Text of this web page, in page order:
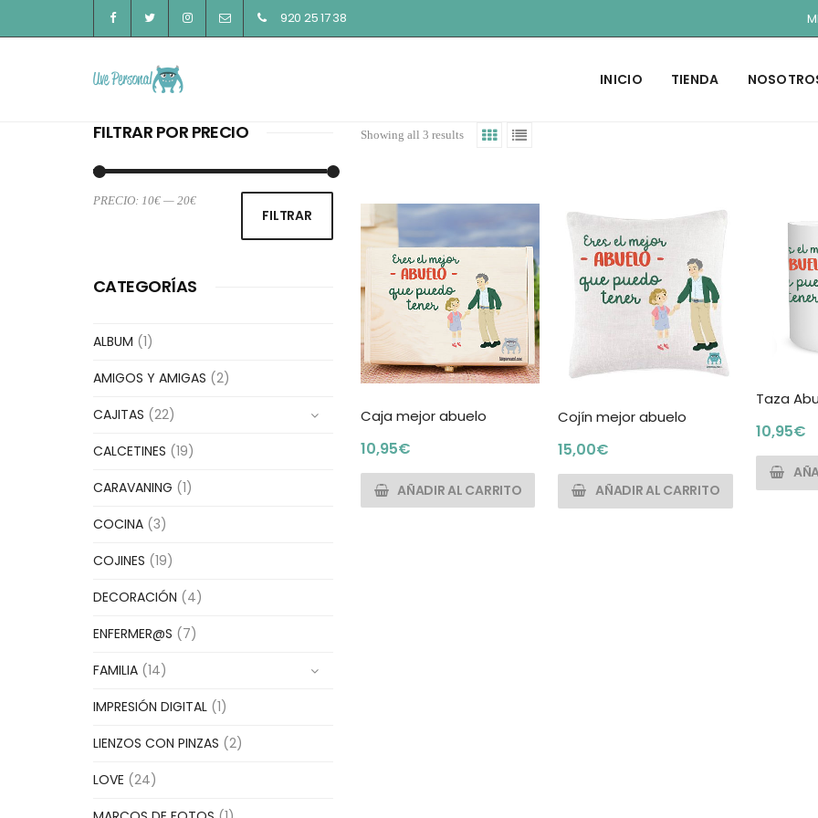
920 25 17 38
INICIO TIENDA
Showing all 3 results
Caja mejor abuelo
10,95€
AÑADIR AL CARRITO
Cojín mejor abuelo
15,00€
AÑADIR AL CARRITO
Taza
10,95€
FILTRAR POR PRECIO
Precio
mínimo
Precio
máximo
FILTRAR
PRECIO: 10€ — 20€
CATEGORÍAS
ALBUM (1)
AMIGOS Y AMIGAS (2)
CAJITAS (22)
CALCETINES (19)
CARAVANING (1)
COCINA (3)
COJINES (19)
DECORACIÓN (4)
ENFERMER@S (7)
FAMILIA (14)
IMPRESIÓN DIGITAL (1)
LIENZOS CON PINZAS (2)
LOVE (24)